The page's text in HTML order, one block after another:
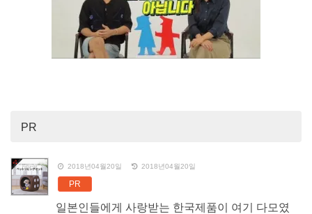
PR
2018년04월20일 2018년04월20일
PR
일본인들에게 사랑받는 한국제품이 여기 다모였